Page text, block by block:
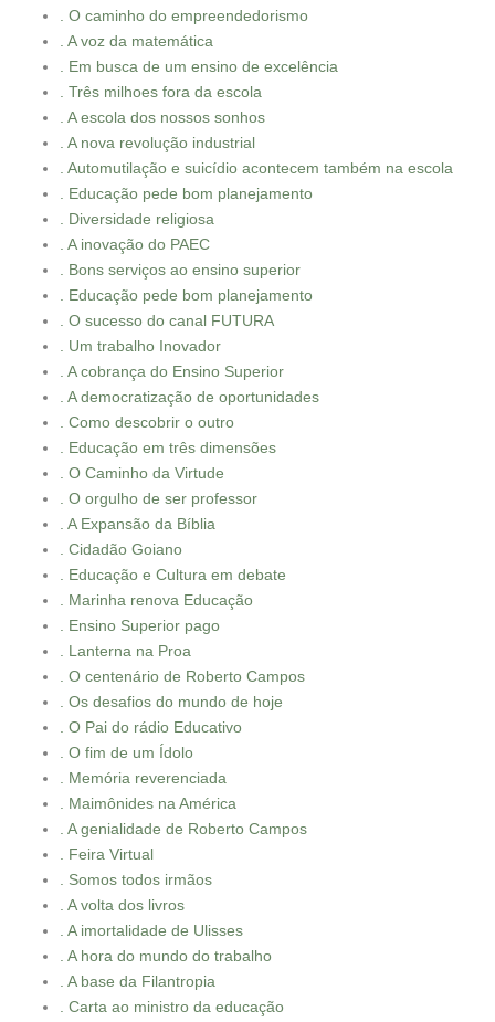
. O caminho do empreendedorismo
. A voz da matemática
. Em busca de um ensino de excelência
. Três milhoes fora da escola
. A escola dos nossos sonhos
. A nova revolução industrial
. Automutilação e suicídio acontecem também na escola
. Educação pede bom planejamento
. Diversidade religiosa
. A inovação do PAEC
. Bons serviços ao ensino superior
. Educação pede bom planejamento
. O sucesso do canal FUTURA
. Um trabalho Inovador
. A cobrança do Ensino Superior
. A democratização de oportunidades
. Como descobrir o outro
. Educação em três dimensões
. O Caminho da Virtude
. O orgulho de ser professor
. A Expansão da Bíblia
. Cidadão Goiano
. Educação e Cultura em debate
. Marinha renova Educação
. Ensino Superior pago
. Lanterna na Proa
. O centenário de Roberto Campos
. Os desafios do mundo de hoje
. O Pai do rádio Educativo
. O fim de um Ídolo
. Memória reverenciada
. Maimônides na América
. A genialidade de Roberto Campos
. Feira Virtual
. Somos todos irmãos
. A volta dos livros
. A imortalidade de Ulisses
. A hora do mundo do trabalho
. A base da Filantropia
. Carta ao ministro da educação